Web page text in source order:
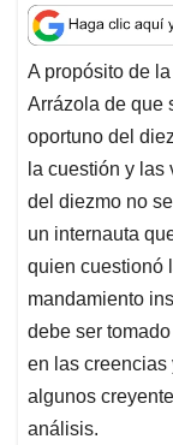
a
t
s
A
p
p
c
e
b
o
o
k
A propósito de
Arrázola de que
oportuno del
la cuestión y las
del diezmo no
un internauta
quien cuestionó
mandamiento
debe ser
en las creencias
algunos
análisis.